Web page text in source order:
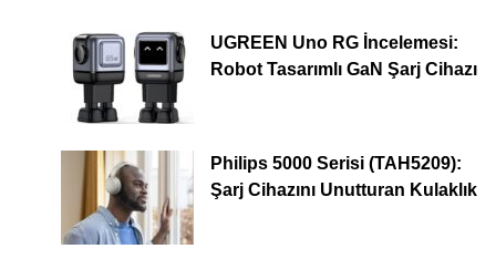
UGREEN Uno RG İncelemesi:
Robot Tasarımlı GaN Şarj Cihazı
Philips 5000 Serisi (TAH5209):
Şarj Cihazını Unutturan Kulaklık